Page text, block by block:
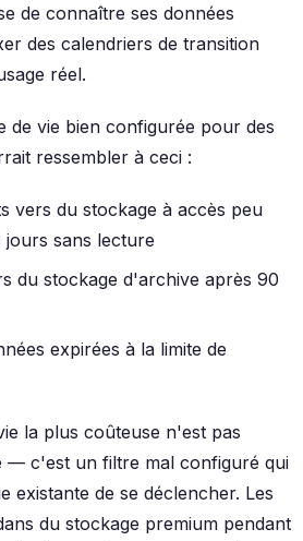
de connaître ses données
des calendriers de transition
réel.
de vie bien configurée pour des
ressembler à ceci :
vers du stockage à accès peu
sans lecture
du stockage d'archive après 90
expirées à la limite de
la plus coûteuse n'est pas
— c'est un filtre mal configuré qui
existante de se déclencher. Les
du stockage premium pendant